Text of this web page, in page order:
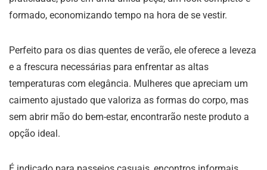
formado, economizando tempo na hora de se vestir.
Perfeito para os dias quentes de verão, ele oferece a leveza
e a frescura necessárias para enfrentar as altas
temperaturas com elegância. Mulheres que apreciam um
caimento ajustado que valoriza as formas do corpo, mas
sem abrir mão do bem-estar, encontrarão neste produto a
opção ideal.